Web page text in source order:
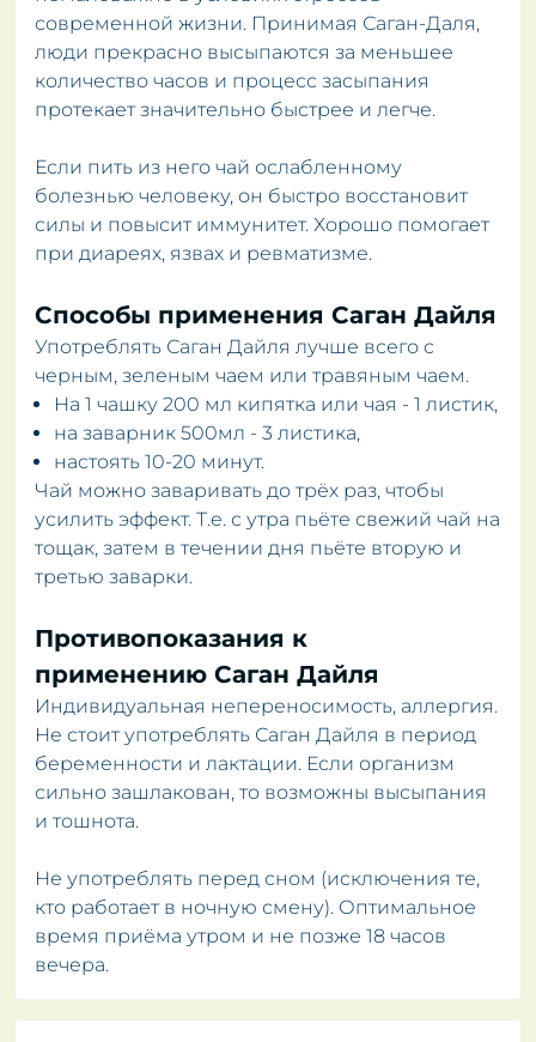
современной жизни. Принимая Саган-Даля,
люди прекрасно высыпаются за меньшее
количество часов и процесс засыпания
протекает значительно быстрее и легче.
Если пить из него чай ослабленному
болезнью человеку, он быстро восстановит
силы и повысит иммунитет. Хорошо помогает
при диареях, язвах и ревматизме.
Способы применения Саган Дайля
Употреблять Саган Дайля лучше всего с
черным, зеленым чаем или травяным чаем.
На 1 чашку 200 мл кипятка или чая - 1 листик,
на заварник 500мл - 3 листика,
настоять 10-20 минут.
Чай можно заваривать до трёх раз, чтобы
усилить эффект. Т.е. с утра пьёте свежий чай на
тощак, затем в течении дня пьёте вторую и
третью заварки.
Противопоказания к
применению Саган Дайля
Индивидуальная непереносимость, аллергия.
Не стоит употреблять Саган Дайля в период
беременности и лактации. Если организм
сильно зашлакован, то возможны высыпания
и тошнота.
Не употреблять перед сном (исключения те,
кто работает в ночную смену). Оптимальное
время приёма утром и не позже 18 часов
вечера.